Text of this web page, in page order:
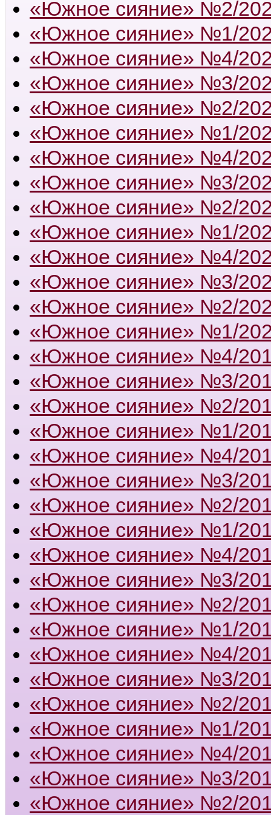
«Южное сияние» №2/
«Южное сияние» №1/
«Южное сияние» №4/
«Южное сияние» №3/
«Южное сияние» №2/
«Южное сияние» №1/
«Южное сияние» №4/
«Южное сияние» №3/
«Южное сияние» №2/
«Южное сияние» №1/
«Южное сияние» №4/
«Южное сияние» №3/
«Южное сияние» №2/
«Южное сияние» №1/
«Южное сияние» №4/
«Южное сияние» №3/
«Южное сияние» №2/
«Южное сияние» №1/
«Южное сияние» №4/
«Южное сияние» №3/
«Южное сияние» №2/
«Южное сияние» №1/
«Южное сияние» №4/
«Южное сияние» №3/
«Южное сияние» №2/
«Южное сияние» №1/
«Южное сияние» №4/
«Южное сияние» №3/
«Южное сияние» №2/
«Южное сияние» №1/
«Южное сияние» №4/
«Южное сияние» №3/
«Южное сияние» №2/